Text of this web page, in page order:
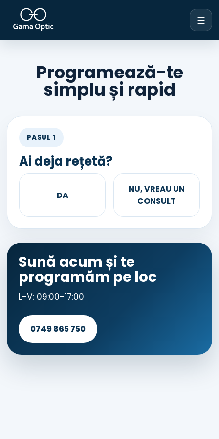
☰
Programează-te
simplu și rapid
PASUL 1
Ai deja rețetă?
DA
NU, VREAU UN
CONSULT
Sună acum și te
programăm pe loc
L-V: 09:00-17:00
0749 865 750